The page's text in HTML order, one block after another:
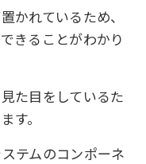
かれているため、
きることがわかり
た目をしているた
す。
テムのコンポーネ